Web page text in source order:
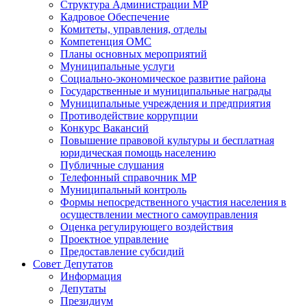
Структура Администрации МР
Кадровое Обеспечение
Комитеты, управления, отделы
Компетенция ОМС
Планы основных мероприятий
Муниципальные услуги
Социально-экономическое развитие района
Государственные и муниципальные награды
Муниципальные учреждения и предприятия
Противодействие коррупции
Конкурс Вакансий
Повышение правовой культуры и бесплатная
юридическая помощь населению
Публичные слушания
Телефонный справочник МР
Муниципальный контроль
Формы непосредственного участия населения в
осуществлении местного самоуправления
Оценка регулирующего воздействия
Проектное управление
Предоставление субсидий
Совет Депутатов
Информация
Депутаты
Президиум